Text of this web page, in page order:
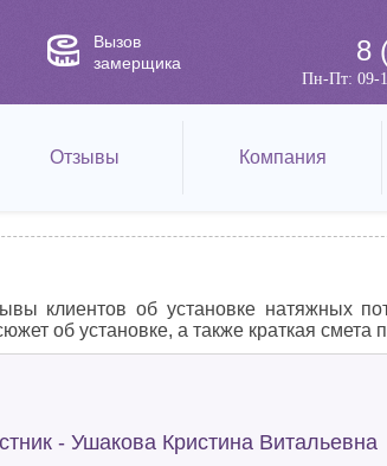
Вызов
замерщика
8
Пн-Пт: 09-
Отзывы Компания
клиентов об установке натяжных
об установке, а также краткая смета
- Ушакова Кристина Витальевна